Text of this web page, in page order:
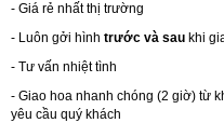
- Giá rẻ nhất thị trường
- Luôn gởi hình trước và sau khi
- Tư vấn nhiệt tình
- Giao hoa nhanh chóng (2 giờ) từ
yêu cầu quý khách